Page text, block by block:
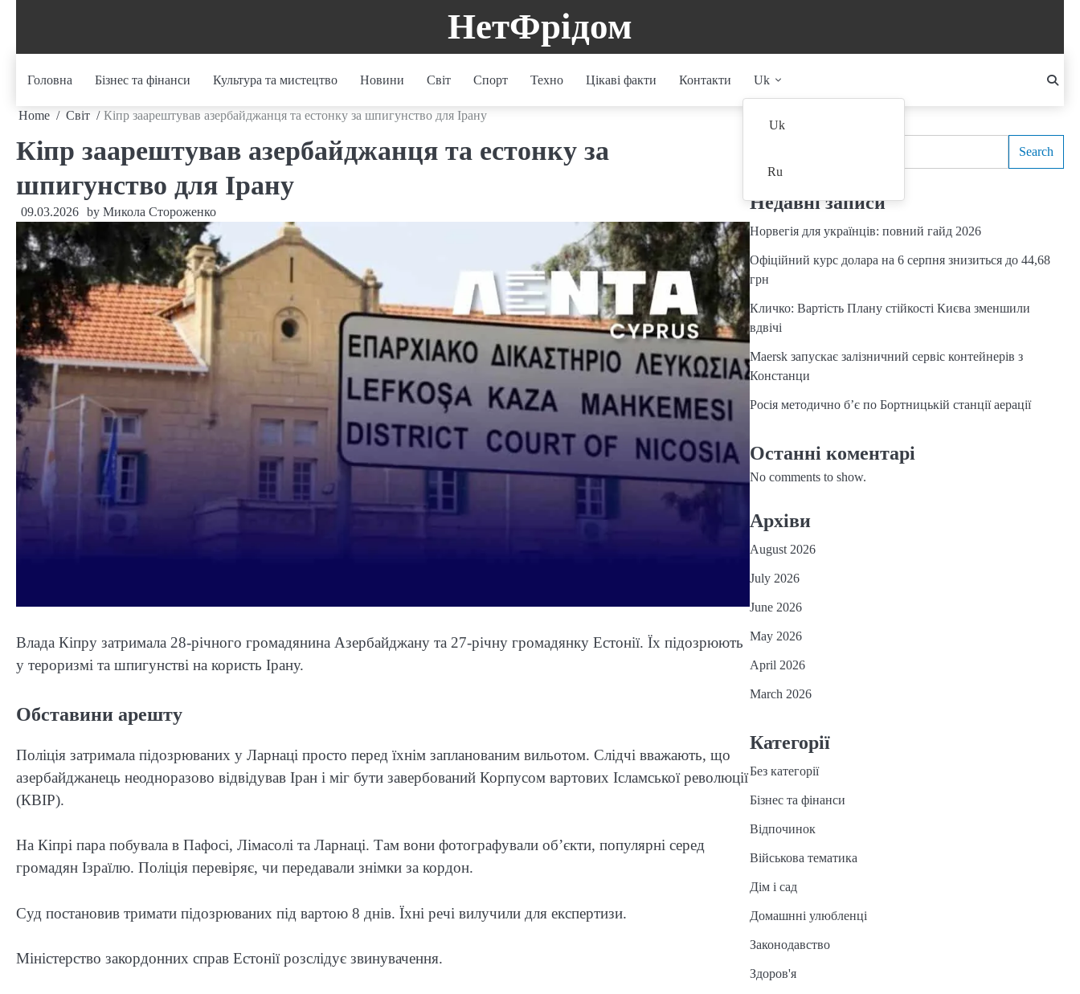
НетФрідом
Головна Бізнес та фінанси Культура та мистецтво Новини Світ Спорт Техно Цікаві факти Контакти Uk
Uk
Ru
Home Світ Кіпр заарештував азербайджанця та естонку за шпигунство для Ірану
Кіпр заарештував азербайджанця та естонку за
шпигунство для Ірану
09.03.2026 by Микола Стороженко
Влада Кіпру затримала 28-річного громадянина Азербайджану та 27-річну громадянку Естонії. Їх підозрюють
у тероризмі та шпигунстві на користь Ірану.
Обставини арешту
Поліція затримала підозрюваних у Ларнаці просто перед їхнім запланованим вильотом. Слідчі вважають, що
азербайджанець неодноразово відвідував Іран і міг бути завербований Корпусом вартових Ісламської революції
(КВІР).
На Кіпрі пара побувала в Пафосі, Лімасолі та Ларнаці. Там вони фотографували об’єкти, популярні серед
громадян Ізраїлю. Поліція перевіряє, чи передавали знімки за кордон.
Суд постановив тримати підозрюваних під вартою 8 днів. Їхні речі вилучили для експертизи.
Міністерство закордонних справ Естонії розслідує звинувачення.
Search
Недавні записи
Норвегія для українців: повний гайд 2026
Офіційний курс долара на 6 серпня знизиться до 44,68
грн
Кличко: Вартість Плану стійкості Києва зменшили
вдвічі
Maersk запускає залізничний сервіс контейнерів з
Констанци
Росія методично б’є по Бортницькій станції аерації
Останні коментарі
No comments to show.
Архіви
August 2026
July 2026
June 2026
May 2026
April 2026
March 2026
Категорії
Без категорії
Бізнес та фінанси
Відпочинок
Військова тематика
Дім і сад
Домашнні улюбленці
Законодавство
Здоров'я